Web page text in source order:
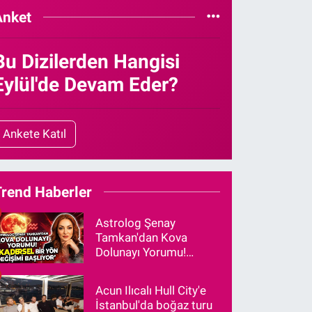
Dizilerden Hangisi
Devam Eder?
Ankete Katıl
Haberler
Astrolog Şenay
Tamkan'dan Kova
Dolunayı Yorumu!
Acun Ilıcalı Hull City'e
İstanbul'da boğaz turu